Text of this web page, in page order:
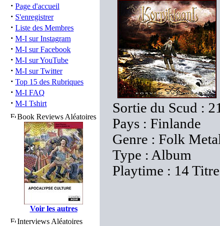
· Page d'accueil
· S'enregistrer
· Liste des Membres
· M-I sur Instagram
· M-I sur Facebook
· M-I sur YouTube
· M-I sur Twitter
· Top 15 des Rubriques
· M-I FAQ
· M-I Tshirt
Book Reviews Aléatoires
Voir les autres
Interviews Aléatoires
Sortie du Scud :
Pays : Finlande
Genre : Folk
Type : Album
Playtime : 14